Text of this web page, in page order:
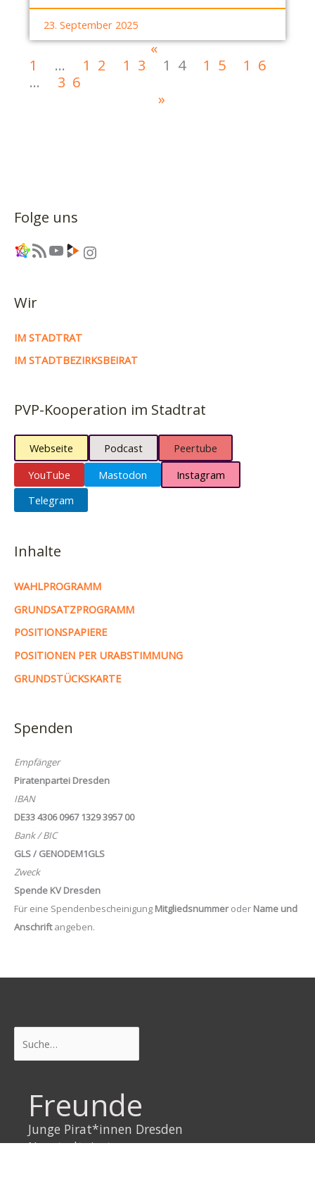
23. September 2025
«
1
… 12 13 14 15
16
…
36
»
Folge uns
Link RSS-Feed YouTube Link Instagram
Wir
IM STADTRAT
IM STADTBEZIRKSBEIRAT
PVP-Kooperation im Stadtrat
Webseite Podcast
Peertube
YouTube
Mastodon
Instagram
Telegram
Inhalte
WAHLPROGRAMM
GRUNDSATZPROGRAMM
POSITIONSPAPIERE
POSITIONEN PER URABSTIMMUNG
GRUNDSTÜCKSKARTE
Spenden
Empfänger
Piratenpartei Dresden
IBAN
DE33 4306 0967 1329 3957 00
Bank / BIC
GLS / GENODEM1GLS
Zweck
Spende KV Dresden
Für eine Spendenbescheinigung Mitgliedsnummeroder Name und
Anschriftangeben.
Freunde
Junge Pirat*innen Dresden
Neustadtpiraten